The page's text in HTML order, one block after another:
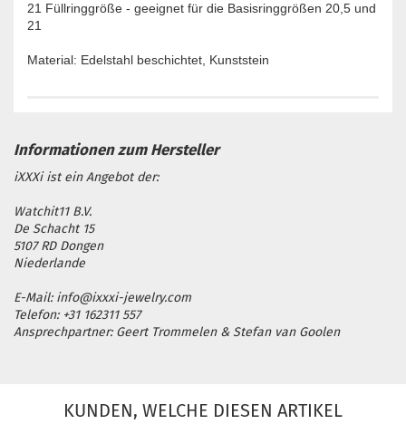
21 Füllringgröße - geeignet für die Basisringgrößen 20,5 und
21
Material: Edelstahl beschichtet, Kunststein
iXXXi ist ein Angebot der:
Watchit11 B.V.
De Schacht 15
5107 RD Dongen
Niederlande
E-Mail: info@ixxxi-jewelry.com
Telefon: +31 162311 557
Ansprechpartner: Geert Trommelen & Stefan van Goolen
KUNDEN, WELCHE DIESEN ARTIKEL